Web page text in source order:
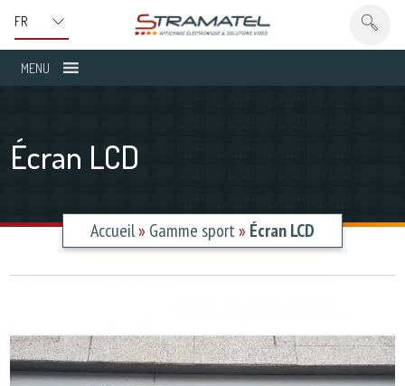
MENU
Écran LCD
Accueil» Gamme sport» Écran LCD